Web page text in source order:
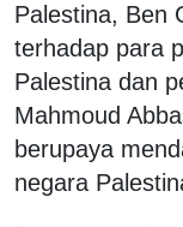
Palestina, Ben
terhadap para
Palestina dan
Mahmoud
berupaya
negara